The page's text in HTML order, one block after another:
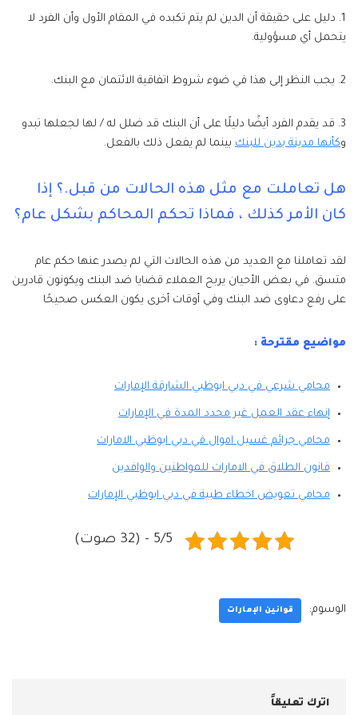
1. دليل على حقيقة أن الدين لم يتم تكبده في المقام الأول وأن الفرد لا
يتحمل أي مسؤولية.
2. يجب النظر إلى هذا في ضوء شروط اتفاقية الائتمان مع البنك.
3. قد يقدم الفرد أيضًا دليلًا على أن البنك قد ضلل له / لها لجعلها تبدو
وكأنها مدينة بدين للبنك بينما لم يفعل ذلك بالفعل.
هل تعاملت مع مثل هذه الحالات من قبل.؟ إذا
كان الأمر كذلك ، فماذا تحكم المحاكم بشكل عام؟
لقد تعاملنا مع العديد من هذه الحالات التي لم يصدر عنها حكم عام
متسق. في بعض الأحيان يربح العملاء قضايا ضد البنك ويكونون قادرين
على رفع دعاوى ضد البنك وفي أوقات أخرى يكون العكس صحيحًا
مواضيع مقترحة :
محامي شرعي في دبي ابوظبي الشارقة الإمارات
إنهاء عقد العمل غير محدد المدة في الإمارات
محامي جرائم غسيل اموال في دبي ابوظبي الامارات
قانون الطلاق في الامارات للمواطنين والوافدين
محامي تعويض اخطاء طبية في دبي ابوظبي الإمارات
5/5 - (32 صوت)
الوسوم: قوانين الإمارات
اترك تعليقاً